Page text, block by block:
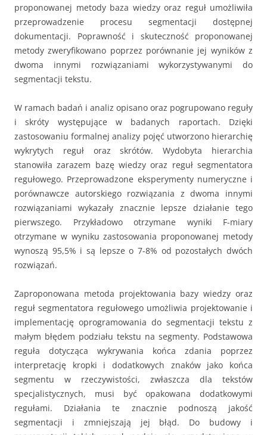
proponowanej metody baza wiedzy oraz reguł umożliwiła
przeprowadzenie procesu segmentacji dostępnej
dokumentacji. Poprawność i skuteczność proponowanej
metody zweryfikowano poprzez porównanie jej wyników z
dwoma innymi rozwiązaniami wykorzystywanymi do
segmentacji tekstu.
W ramach badań i analiz opisano oraz pogrupowano reguły
i skróty występujące w badanych raportach. Dzięki
zastosowaniu formalnej analizy pojęć utworzono hierarchię
wykrytych reguł oraz skrótów. Wydobyta hierarchia
stanowiła zarazem bazę wiedzy oraz reguł segmentatora
regułowego. Przeprowadzone eksperymenty numeryczne i
porównawcze autorskiego rozwiązania z dwoma innymi
rozwiązaniami wykazały znacznie lepsze działanie tego
pierwszego. Przykładowo otrzymane wyniki F-miary
otrzymane w wyniku zastosowania proponowanej metody
wynoszą 95,5% i są lepsze o 7-8% od pozostałych dwóch
rozwiązań.
Zaproponowana metoda projektowania bazy wiedzy oraz
reguł segmentatora regułowego umożliwia projektowanie i
implementację oprogramowania do segmentacji tekstu z
małym błędem podziału tekstu na segmenty. Podstawowa
reguła dotycząca wykrywania końca zdania poprzez
interpretację kropki i dodatkowych znaków jako końca
segmentu w rzeczywistości, zwłaszcza dla tekstów
specjalistycznych, musi być opakowana dodatkowymi
regułami. Działania te znacznie podnoszą jakość
segmentacji i zmniejszają jej błąd. Do budowy i